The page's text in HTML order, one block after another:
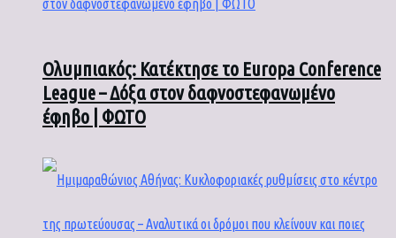
Ολυμπιακός: Κατέκτησε το Europa Conference
League – Δόξα στον δαφνοστεφανωμένο
έφηβο | ΦΩΤΟ